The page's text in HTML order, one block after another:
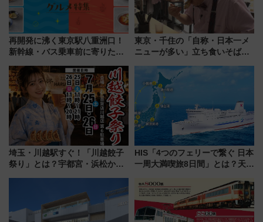
再開発に沸く東京駅八重洲口！
新幹線・バス乗車前に寄りたい
やり＆スタミナグルメ」6選【新
店舗も！】
東京・千住の「自称・日本一メ
ニューが多い」立ち食いそば屋
地のふらっと立ち食いそば』
7/27夜10時～放送
埼玉・川越駅すぐ！「川越餃子
祭り」とは？宇都宮・浜松から
HIS「4つのフェリーで繋ぐ 日本
一周大満喫旅8日間」とは？天橋
の絶景＆限定グルメを網羅！煩
雑な手続きも不要でお手軽に楽
しめるプランが登場